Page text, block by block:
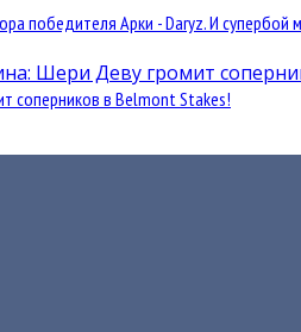
победителя Арки - Daryz. И
соперников в Belmont Stakes!